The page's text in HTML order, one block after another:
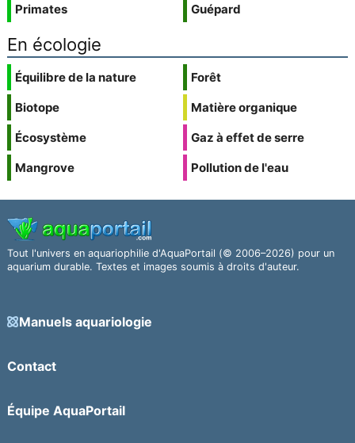
Primates
Guépard
En écologie
Équilibre de la nature
Biotope
Écosystème
Mangrove
Forêt
Matière organique
Gaz à effet de serre
Pollution de l'eau
Tout l'univers en aquariophilie d'AquaPortail (© 2006–2026) pour un
aquarium durable. Textes et images soumis à droits d'auteur.
Manuels aquariologie
Contact
Équipe AquaPortail